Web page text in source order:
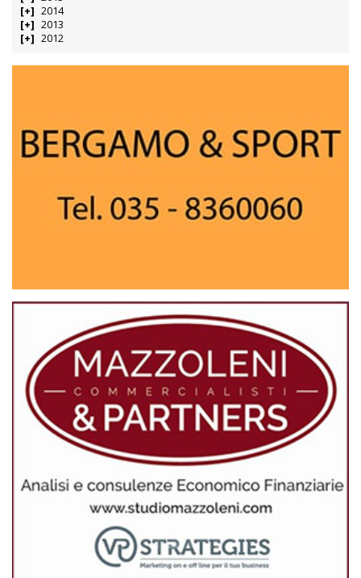
2014
2013
2012